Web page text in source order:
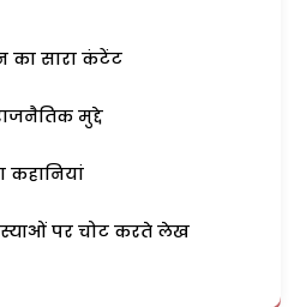
का सारा कंटेंट
मुद्दे
कहानियां
पर चोट करते लेख